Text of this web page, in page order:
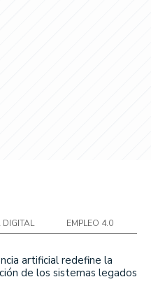
EMPLEO 4.0
artificial redefine la
de los sistemas legados